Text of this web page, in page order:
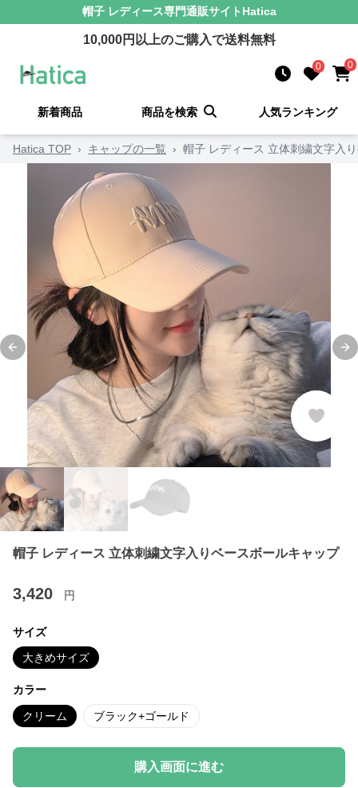
帽子 レディース専門通販サイト Hatica
10,000円以上のご購入で送料無料
0 0
新着商品 商品を検索 人気ランキング
Hatica TOP › キャップの一覧 › 帽子 レディース 立体刺繍文字入
Previous slide
帽子 レディース 立体刺繍文字入りベースボールキャップ
3,420 円
サイズ
大きめサイズ
カラー
クリーム ブラック+ゴールド
購入画面に進む